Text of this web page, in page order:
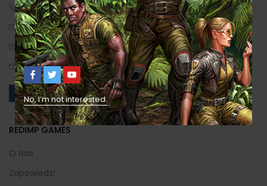
No, I’m not interested.
(+48) 530 630 730
biuro[małpa]redimp.pl
sklep[małpa]redimp.pl
Prosta 244, 43-376 Kalna, Polska
REDIMP GAMES
O Nas
Zapowiedzi